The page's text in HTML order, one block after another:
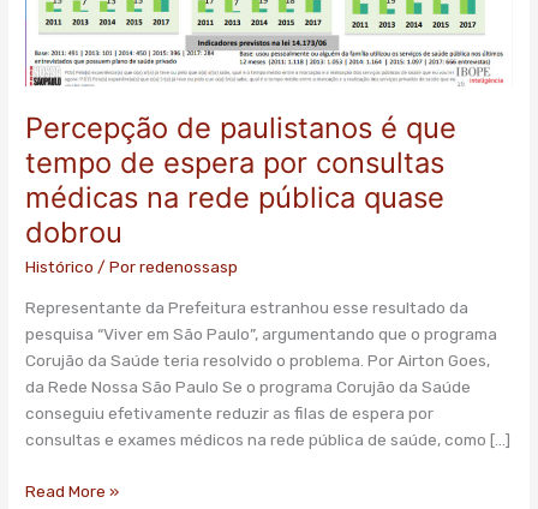
Percepção de paulistanos é que
tempo de espera por consultas
médicas na rede pública quase
dobrou
Histórico / Porredenossasp
Representante da Prefeitura estranhou esse resultado da
pesquisa “Viver em São Paulo”, argumentando que o programa
Corujão da Saúde teria resolvido o problema. Por Airton Goes,
da Rede Nossa São Paulo Se o programa Corujão da Saúde
conseguiu efetivamente reduzir as filas de espera por
consultas e exames médicos na rede pública de saúde, como […]
espera
por
consultas
médicas
na
rede
pública
quase
dobrou
Read More »